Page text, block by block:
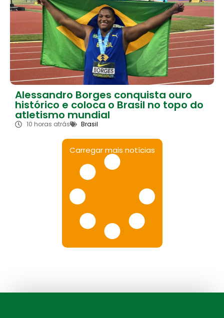
Alessandro Borges conquista ouro
histórico e coloca o Brasil no topo do
atletismo mundial
10 horas atrás Brasil
Carregar mais notícias